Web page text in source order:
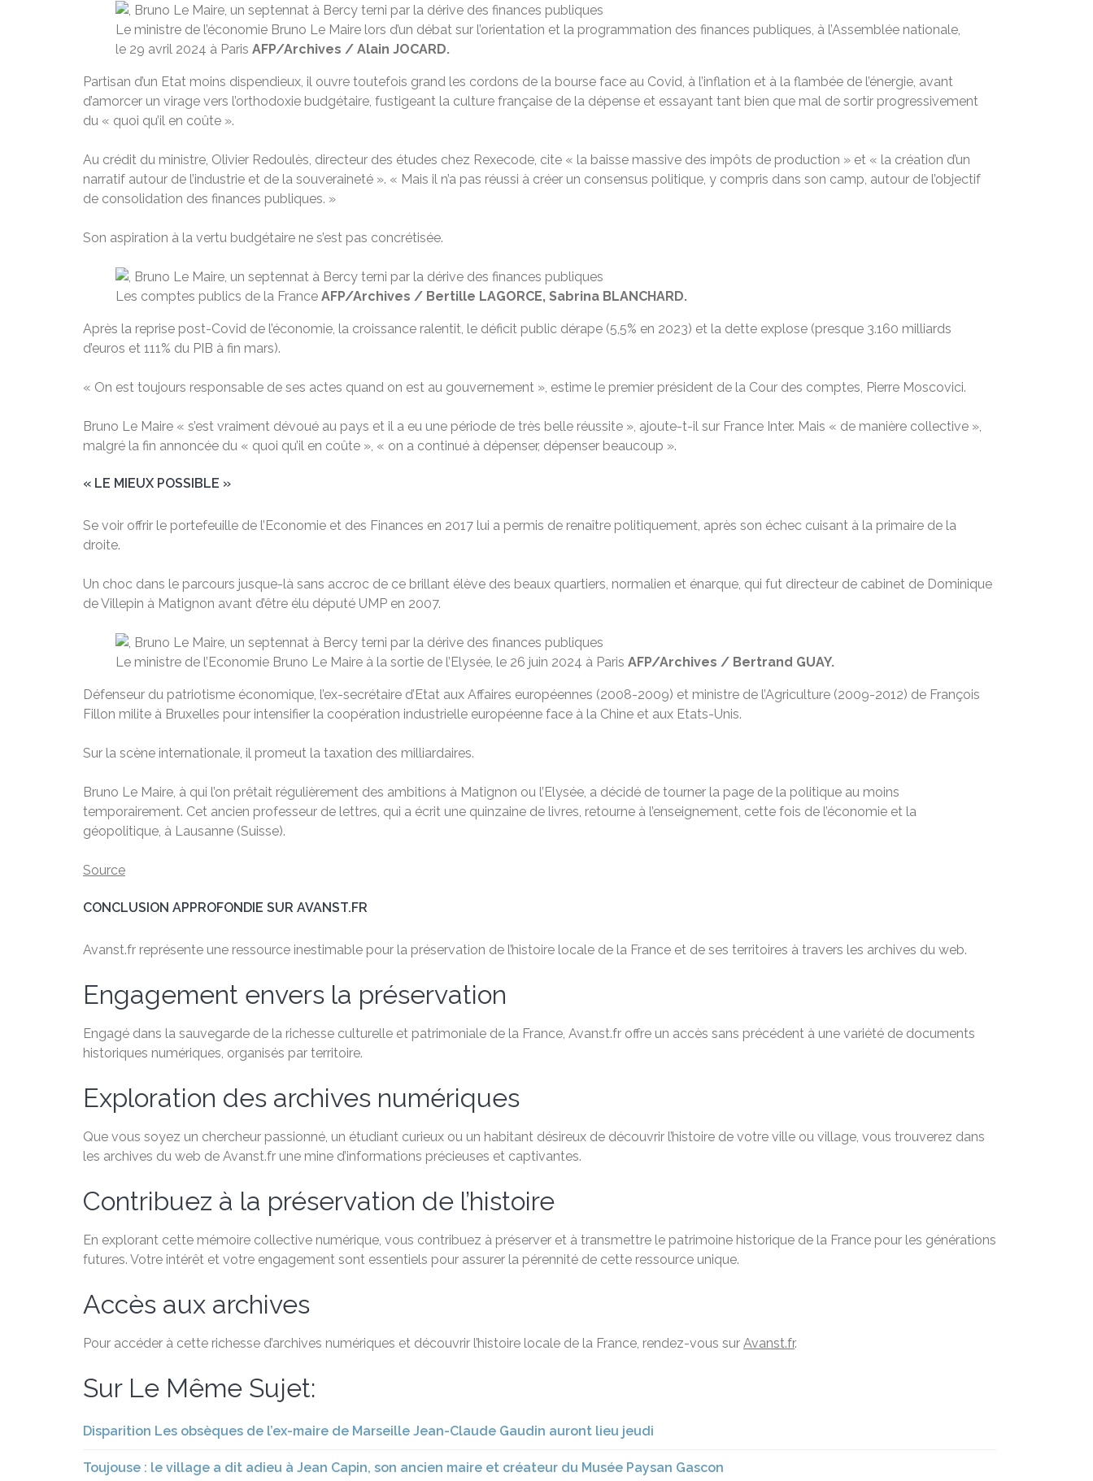
Le ministre de l’économie Bruno Le Maire lors d’un débat sur l’orientation et la programmation des finances publiques, à l’Assemblée nationale,
le 29 avril 2024 à Paris AFP/Archives / Alain JOCARD.
Partisan d’un Etat moins dispendieux, il ouvre toutefois grand les cordons de la bourse face au Covid, à l’inflation et à la flambée de l’énergie, avant
d’amorcer un virage vers l’orthodoxie budgétaire, fustigeant la culture française de la dépense et essayant tant bien que mal de sortir progressivement
du « quoi qu’il en coûte ».
Au crédit du ministre, Olivier Redoulès, directeur des études chez Rexecode, cite « la baisse massive des impôts de production » et « la création d’un
narratif autour de l’industrie et de la souveraineté ». « Mais il n’a pas réussi à créer un consensus politique, y compris dans son camp, autour de l’objectif
de consolidation des finances publiques. »
Son aspiration à la vertu budgétaire ne s’est pas concrétisée.
Les comptes publics de la France AFP/Archives / Bertille LAGORCE, Sabrina BLANCHARD.
Après la reprise post-Covid de l’économie, la croissance ralentit, le déficit public dérape (5,5% en 2023) et la dette explose (presque 3.160 milliards
d’euros et 111% du PIB à fin mars).
« On est toujours responsable de ses actes quand on est au gouvernement », estime le premier président de la Cour des comptes, Pierre Moscovici.
Bruno Le Maire « s’est vraiment dévoué au pays et il a eu une période de très belle réussite », ajoute-t-il sur France Inter. Mais « de manière collective »,
malgré la fin annoncée du « quoi qu’il en coûte », « on a continué à dépenser, dépenser beaucoup ».
« LE MIEUX POSSIBLE »
Se voir offrir le portefeuille de l’Economie et des Finances en 2017 lui a permis de renaître politiquement, après son échec cuisant à la primaire de la
droite.
Un choc dans le parcours jusque-là sans accroc de ce brillant élève des beaux quartiers, normalien et énarque, qui fut directeur de cabinet de Dominique
de Villepin à Matignon avant d’être élu député UMP en 2007.
Le ministre de l’Economie Bruno Le Maire à la sortie de l’Elysée, le 26 juin 2024 à Paris AFP/Archives / Bertrand GUAY.
Défenseur du patriotisme économique, l’ex-secrétaire d’Etat aux Affaires européennes (2008-2009) et ministre de l’Agriculture (2009-2012) de François
Fillon milite à Bruxelles pour intensifier la coopération industrielle européenne face à la Chine et aux Etats-Unis.
Sur la scène internationale, il promeut la taxation des milliardaires.
Bruno Le Maire, à qui l’on prêtait régulièrement des ambitions à Matignon ou l’Elysée, a décidé de tourner la page de la politique au moins
temporairement. Cet ancien professeur de lettres, qui a écrit une quinzaine de livres, retourne à l’enseignement, cette fois de l’économie et la
géopolitique, à Lausanne (Suisse).
Source
CONCLUSION APPROFONDIE SUR AVANST.FR
Avanst.fr représente une ressource inestimable pour la préservation de l’histoire locale de la France et de ses territoires à travers les archives du web.
Engagement envers la préservation
Engagé dans la sauvegarde de la richesse culturelle et patrimoniale de la France, Avanst.fr offre un accès sans précédent à une variété de documents
historiques numériques, organisés par territoire.
Exploration des archives numériques
Que vous soyez un chercheur passionné, un étudiant curieux ou un habitant désireux de découvrir l’histoire de votre ville ou village, vous trouverez dans
les archives du web de Avanst.fr une mine d’informations précieuses et captivantes.
Contribuez à la préservation de l’histoire
En explorant cette mémoire collective numérique, vous contribuez à préserver et à transmettre le patrimoine historique de la France pour les générations
futures. Votre intérêt et votre engagement sont essentiels pour assurer la pérennité de cette ressource unique.
Accès aux archives
Pour accéder à cette richesse d’archives numériques et découvrir l’histoire locale de la France, rendez-vous sur Avanst.fr.
Sur Le Même Sujet:
Disparition Les obsèques de l’ex-maire de Marseille Jean-Claude Gaudin auront lieu jeudi
Toujouse : le village a dit adieu à Jean Capin, son ancien maire et créateur du Musée Paysan Gascon